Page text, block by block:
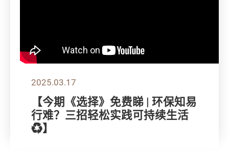
2025.03.17
【今期《选择》免费睇 | 环保知易
行难？三招轻松实践可持续生活
♻️】